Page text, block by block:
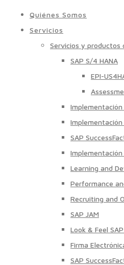
Quiénes Somos
Servicios
Servicios y productos
SAP S/4 HANA
EPI-
Implementación
Implementación
SAP
Learning and
Performance
Recruiting and
SAP JAM
Look & Feel
Firma
SAP